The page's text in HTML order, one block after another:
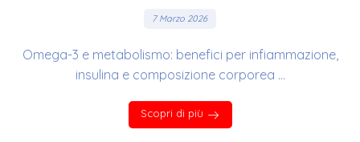
7 Marzo 2026
Omega-3 e metabolismo: benefici per infiammazione,
insulina e composizione corporea ...
Scopri di più